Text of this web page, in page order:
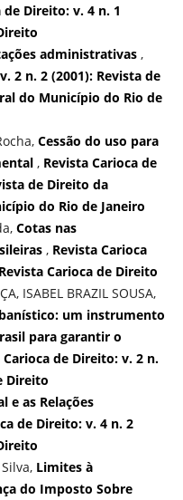
de Direito: v. 4 n. 1
administrativas ,
2 n. 2 (2001): Revista de
do Município do Rio de
Cessão do uso para
, Revista Carioca de
de Direito da
do Rio de Janeiro
Cotas nas
, Revista Carioca
Carioca de Direito
ISABEL BRAZIL SOUSA,
um instrumento
para garantir o
Carioca de Direito: v. 2 n.
Direito
e as Relações
de Direito: v. 4 n. 2
Limites à
do Imposto Sobre